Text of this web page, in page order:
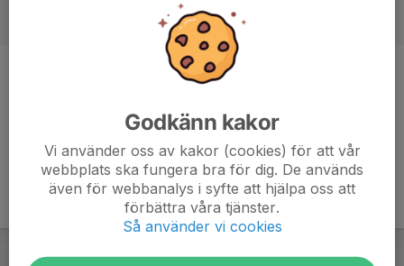
Tränare
Godkänn kakor
Vi använder oss av kakor (cookies) för att vår
webbplats ska fungera bra för dig. De används
även för webbanalys i syfte att hjälpa oss att
förbättra våra tjänster.
Så använder vi cookies